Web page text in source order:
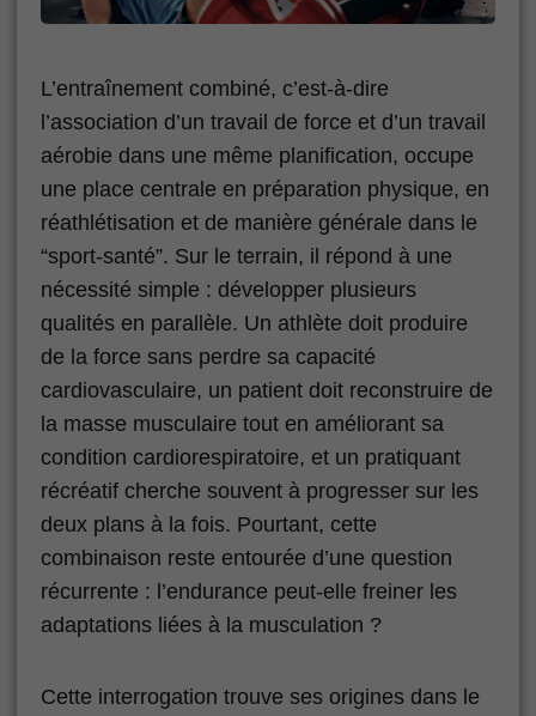
L’entraînement combiné, c’est-à-dire
l’association d’un travail de force et d’un travail
aérobie dans une même planification, occupe
une place centrale en préparation physique, en
réathlétisation et de manière générale dans le
“sport-santé”. Sur le terrain, il répond à une
nécessité simple : développer plusieurs
qualités en parallèle. Un athlète doit produire
de la force sans perdre sa capacité
cardiovasculaire, un patient doit reconstruire de
la masse musculaire tout en améliorant sa
condition cardiorespiratoire, et un pratiquant
récréatif cherche souvent à progresser sur les
deux plans à la fois. Pourtant, cette
combinaison reste entourée d’une question
récurrente : l’endurance peut-elle freiner les
adaptations liées à la musculation ?
Cette interrogation trouve ses origines dans le